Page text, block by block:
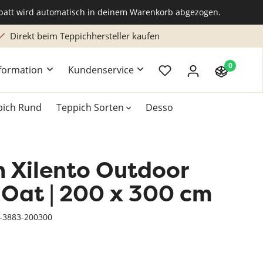
wird automatisch in deinem Warenkorb abgezogen.
Direkt beim Teppichhersteller kaufen
Kundenservice 0
Rund Teppich Sorten Desso
Teppich 200x300 cm
Teppich Braun
Teppich Grün
Hochflor Teppiche
Naturteppich
Xilento Outdoor
| 200 x 300 cm
200300